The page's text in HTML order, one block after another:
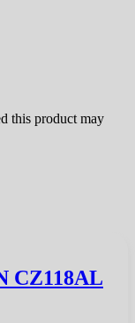
this product may
CZ118AL